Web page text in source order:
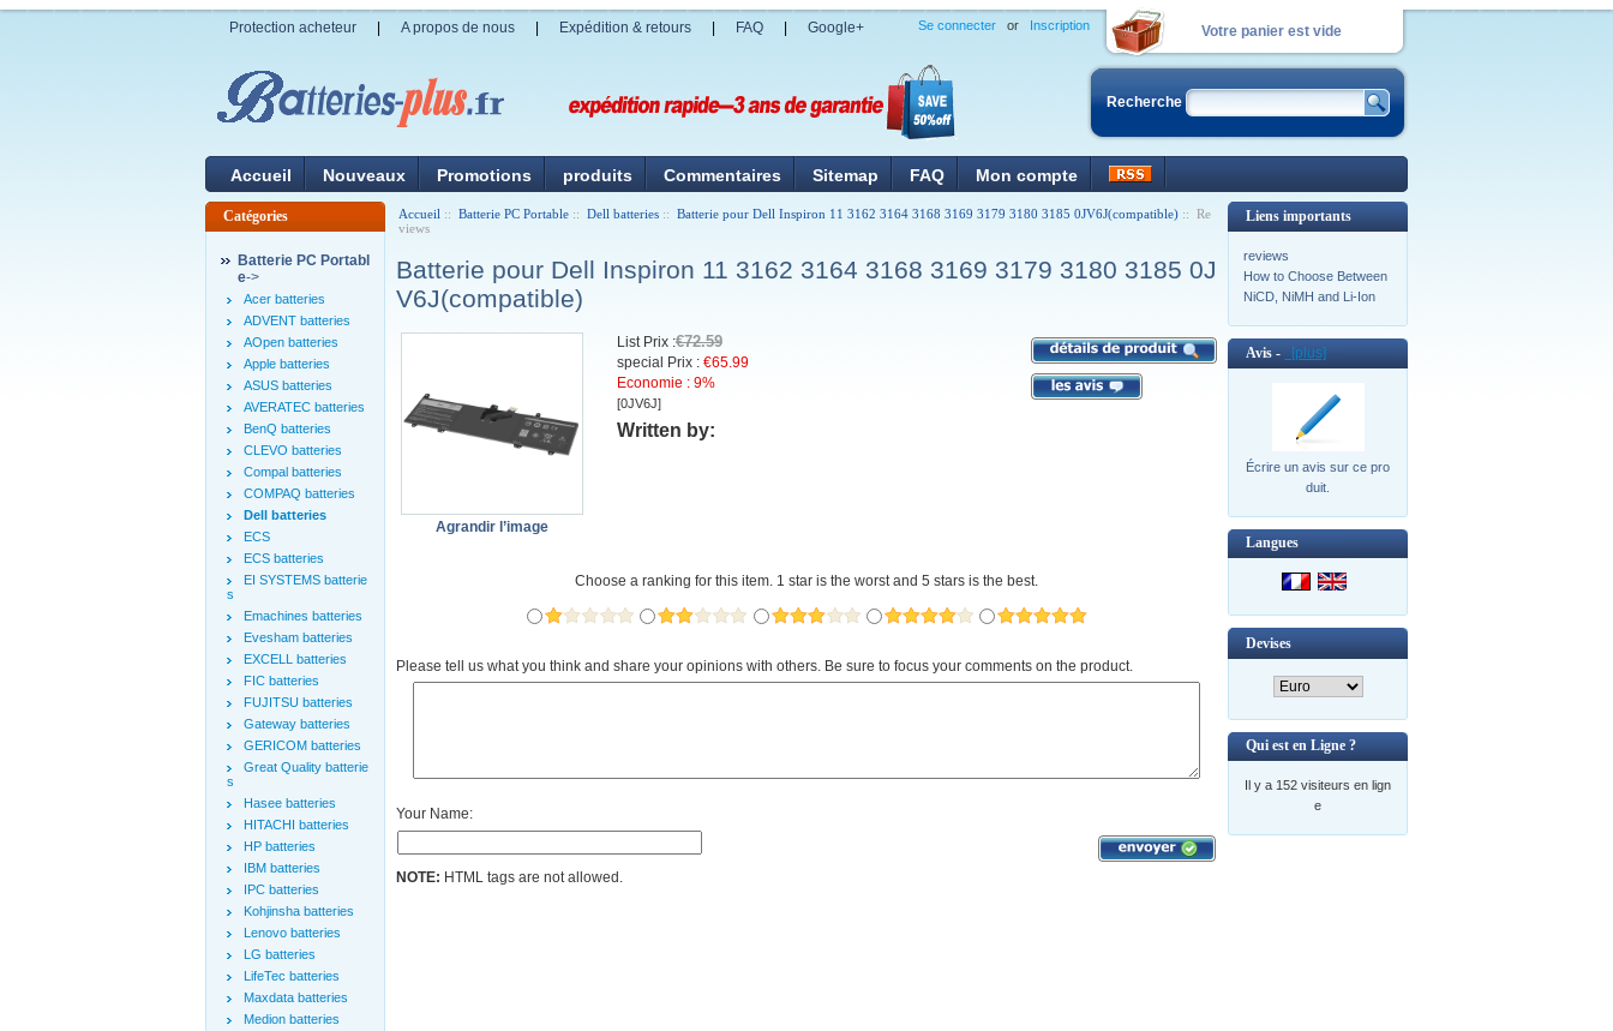
Protection acheteur A propos de nous Expédition & retours FAQ Google+ Votre panier est vide
Se connecter or Inscription
Recherche
Accueil Nouveaux Promotions produits Commentaires Sitemap FAQ Mon compte
Catégories
Batterie PC Portabl
e->
Acer batteries
ADVENT batteries
AOpen batteries
Apple batteries
ASUS batteries
AVERATEC batteries
BenQ batteries
CLEVO batteries
Compal batteries
COMPAQ batteries
Dell batteries
ECS
ECS batteries
EI SYSTEMS batterie
s
Emachines batteries
Evesham batteries
EXCELL batteries
FIC batteries
FUJITSU batteries
Gateway batteries
GERICOM batteries
Great Quality batterie
s
Hasee batteries
HITACHI batteries
HP batteries
IBM batteries
IPC batteries
Kohjinsha batteries
Lenovo batteries
LG batteries
LifeTec batteries
Maxdata batteries
Medion batteries
Accueil :: Batterie PC Portable :: Dell batteries :: Batterie pour Dell Inspiron 11 3162 3164 3168 3169 3179 3180 3185 0JV6J(compatible) :: Re
views
Batterie pour Dell Inspiron 11 3162 3164 3168 3169 3179 3180 3185 0J
V6J(compatible)
Agrandir l’image
List Prix :€72.59
special Prix : €65.99
Economie : 9%
[0JV6J]
Written by:
Choose a ranking for this item. 1 star is the worst and 5 stars is the best.
Please tell us what you think and share your opinions with others. Be sure to focus your comments on the product.
Your Name:
NOTE: HTML tags are not allowed.
Liens importants
reviews
How to Choose Between
NiCD, NiMH and Li-Ion
Avis - [plus]
Écrire un avis sur ce pro
duit.
Langues
Devises
Qui est en Ligne ?
Il y a 152 visiteurs en lign
e